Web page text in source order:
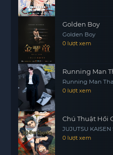
Liệu rằng những thử
gắn bó hơn, hay sẽ khiến
tạp hơn? Hành trình của
Florida hứa hẹn sẽ mang
đáng nhớ và cảm xúc đa
Golden Boy
Golden Boy
0 lượt xem
Running Man
Running Man
0 lượt xem
Chú Thuật Hồi
JUJUTSU KAISEN
0 lượt xem